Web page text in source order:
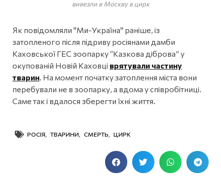
вивезли в Москву в цирк
Як повідомляли "Ми-Україна" раніше, із
затопленого після підриву росіянами дамби
Каховської ГЕС зоопарку “Казкова діброва” у
окупованій Новій Каховці врятували частину
тварин. На момент початку затоплення міста вони
перебували не в зоопарку, а вдома у співробітниці.
Саме так і вдалося зберегти їхні життя.
РОСІЯ, ТВАРИНИ, СМЕРТЬ, ЦИРК